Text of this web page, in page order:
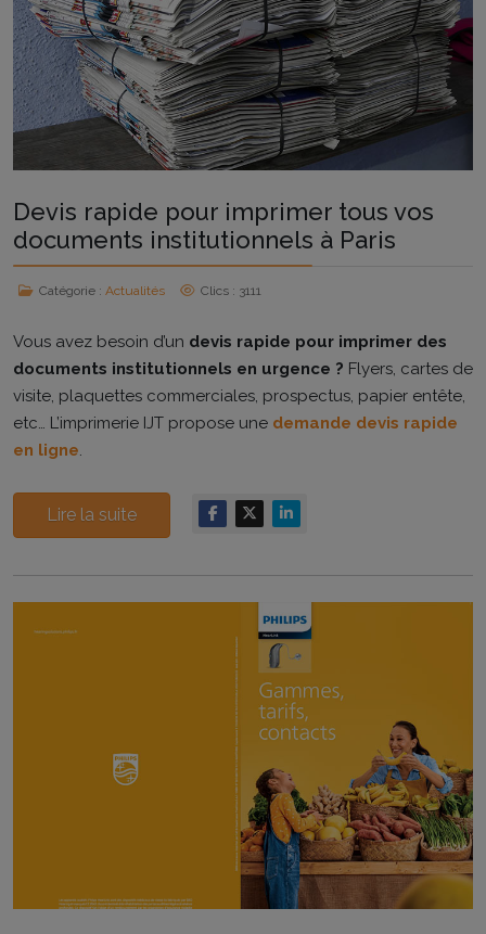
Devis rapide pour imprimer tous vos
documents institutionnels à Paris
Catégorie : Actualités Clics : 3111
Vous avez besoin d’un devis rapide pour imprimer des
documents institutionnels en urgence ? Flyers, cartes de
visite, plaquettes commerciales, prospectus, papier entête,
etc… L’imprimerie IJT propose une demande devis rapide
en ligne.
Lire la suite